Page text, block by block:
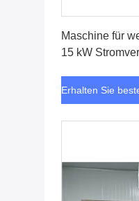
Maschine für
15 kW
Erhalten Sie